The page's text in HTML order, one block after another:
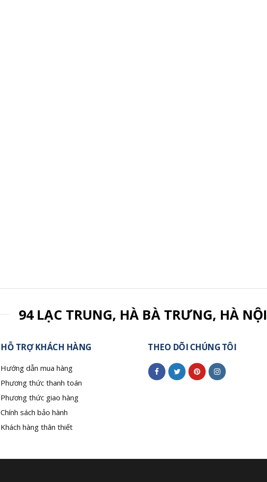
94 LẠC TRUNG, HÀ BÀ TRƯNG, HÀ NỘI
HỖ TRỢ KHÁCH HÀNG
Hướng dẫn mua hàng
Phương thức thanh toán
Phương thức giao hàng
Chính sách bảo hành
Khách hàng thân thiết
THEO DÕI CHÚNG TÔI